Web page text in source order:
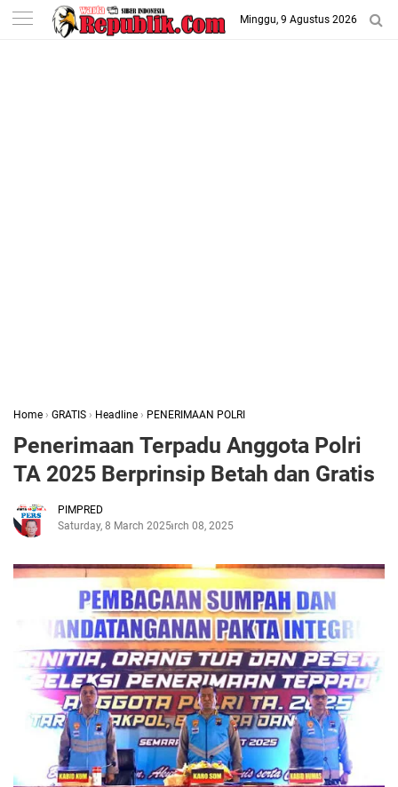
-->
Minggu, 9 Agustus 2026
Home › GRATIS › Headline › PENERIMAAN POLRI
Penerimaan Terpadu Anggota Polri
TA 2025 Berprinsip Betah dan Gratis
PIMPRED
Saturday, 8 March 2025March 08, 2025